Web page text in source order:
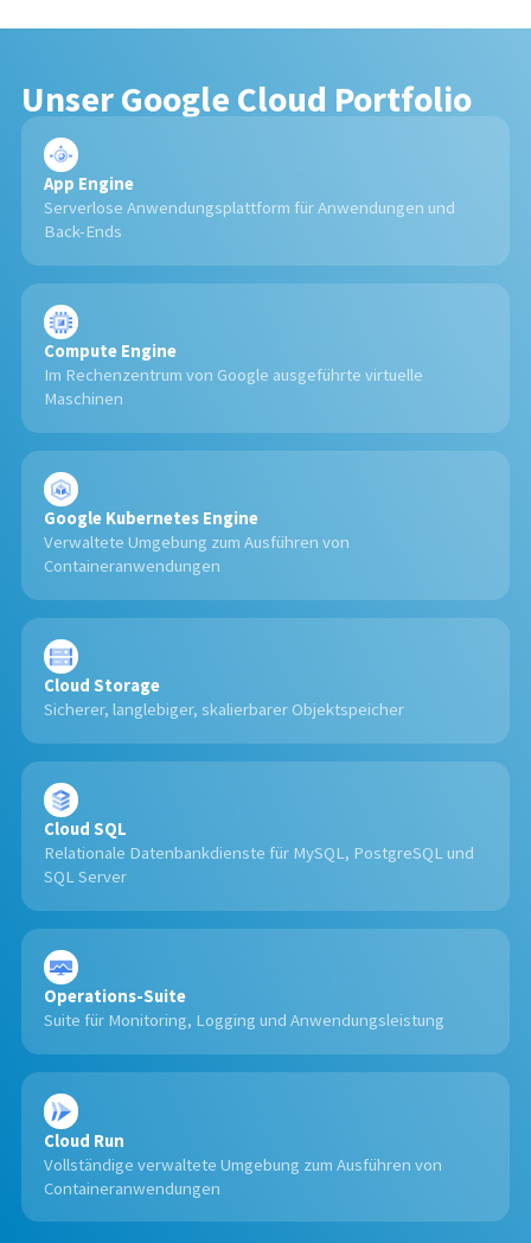
Unser Google Cloud Portfolio
App Engine
Serverlose Anwendungsplattform für Anwendungen und
Back-Ends
Compute Engine
Im Rechenzentrum von Google ausgeführte virtuelle
Maschinen
Google Kubernetes Engine
Verwaltete Umgebung zum Ausführen von
Containeranwendungen
Cloud Storage
Sicherer, langlebiger, skalierbarer Objektspeicher
Cloud SQL
Relationale Datenbankdienste für MySQL, PostgreSQL und
SQL Server
Operations-Suite
Suite für Monitoring, Logging und Anwendungsleistung
Cloud Run
Vollständige verwaltete Umgebung zum Ausführen von
Containeranwendungen